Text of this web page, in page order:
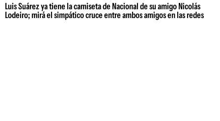
Luis Suárez ya tiene la camiseta de Nacional de su amigo Nicolás
Lodeiro; mirá el simpático cruce entre ambos amigos en las redes